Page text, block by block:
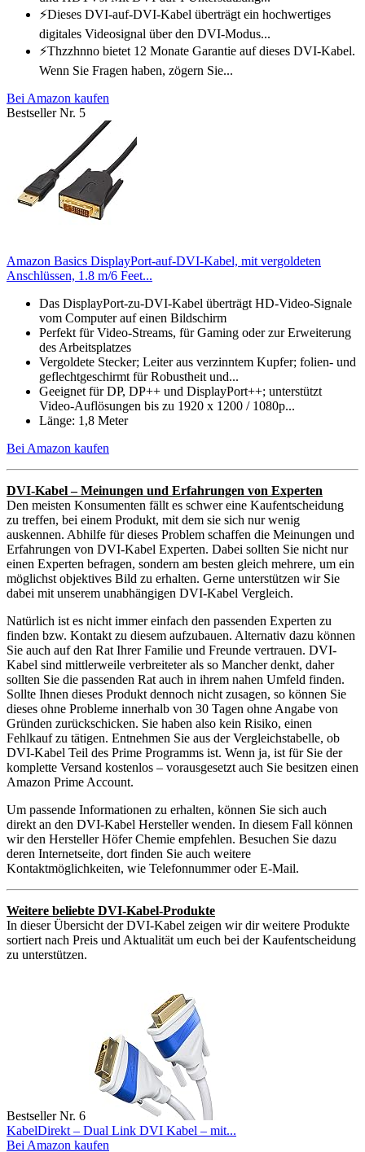
⚡Dieses DVI-auf-DVI-Kabel überträgt ein hochwertiges
digitales Videosignal über den DVI-Modus...
⚡Thzzhnno bietet 12 Monate Garantie auf dieses DVI-Kabel.
Wenn Sie Fragen haben, zögern Sie...
Bei Amazon kaufen
Bestseller Nr. 5
Amazon Basics DisplayPort-auf-DVI-Kabel, mit vergoldeten
Anschlüssen, 1.8 m/6 Feet...
Das DisplayPort-zu-DVI-Kabel überträgt HD-Video-Signale
vom Computer auf einen Bildschirm
Perfekt für Video-Streams, für Gaming oder zur Erweiterung
des Arbeitsplatzes
Vergoldete Stecker; Leiter aus verzinntem Kupfer; folien- und
geflechtgeschirmt für Robustheit und...
Geeignet für DP, DP++ und DisplayPort++; unterstützt
Video-Auflösungen bis zu 1920 x 1200 / 1080p...
Länge: 1,8 Meter
Bei Amazon kaufen
DVI-Kabel – Meinungen und Erfahrungen von Experten
Den meisten Konsumenten fällt es schwer eine Kaufentscheidung
zu treffen, bei einem Produkt, mit dem sie sich nur wenig
auskennen. Abhilfe für dieses Problem schaffen die Meinungen und
Erfahrungen von DVI-Kabel Experten. Dabei sollten Sie nicht nur
einen Experten befragen, sondern am besten gleich mehrere, um ein
möglichst objektives Bild zu erhalten. Gerne unterstützen wir Sie
dabei mit unserem unabhängigen DVI-Kabel Vergleich.
Natürlich ist es nicht immer einfach den passenden Experten zu
finden bzw. Kontakt zu diesem aufzubauen. Alternativ dazu können
Sie auch auf den Rat Ihrer Familie und Freunde vertrauen. DVI-
Kabel sind mittlerweile verbreiteter als so Mancher denkt, daher
sollten Sie die passenden Rat auch in ihrem nahen Umfeld finden.
Sollte Ihnen dieses Produkt dennoch nicht zusagen, so können Sie
dieses ohne Probleme innerhalb von 30 Tagen ohne Angabe von
Gründen zurückschicken. Sie haben also kein Risiko, einen
Fehlkauf zu tätigen. Entnehmen Sie aus der Vergleichstabelle, ob
DVI-Kabel Teil des Prime Programms ist. Wenn ja, ist für Sie der
komplette Versand kostenlos – vorausgesetzt auch Sie besitzen einen
Amazon Prime Account.
Um passende Informationen zu erhalten, können Sie sich auch
direkt an den DVI-Kabel Hersteller wenden. In diesem Fall können
wir den Hersteller Höfer Chemie empfehlen. Besuchen Sie dazu
deren Internetseite, dort finden Sie auch weitere
Kontaktmöglichkeiten, wie Telefonnummer oder E-Mail.
Weitere beliebte DVI-Kabel-Produkte
In dieser Übersicht der DVI-Kabel zeigen wir dir weitere Produkte
sortiert nach Preis und Aktualität um euch bei der Kaufentscheidung
zu unterstützen.
Bestseller Nr. 6
KabelDirekt – Dual Link DVI Kabel – mit...
Bei Amazon kaufen